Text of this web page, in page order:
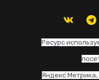
Ресурс
Яндекс